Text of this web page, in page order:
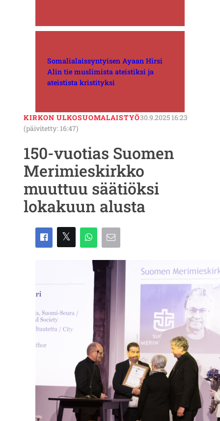
Somalialaissyntyisen Ayaan Hirsi
Alin tie muslimista ateistiksi ja
ateistista kristityksi
KIRKON ULKOSUOMALAISTYÖ30.9.2025 16:23
(päivitetty: 16:47)
150-vuotias Suomen
Merimieskirkko
muuttuu säätiöksi
lokakuun alusta